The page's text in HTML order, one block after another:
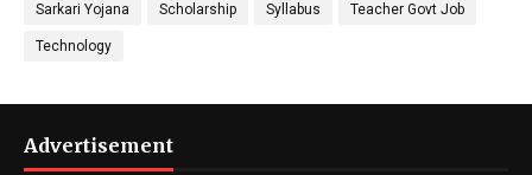
Sarkari Yojana Scholarship Syllabus Teacher Govt Job
Technology
Advertisement